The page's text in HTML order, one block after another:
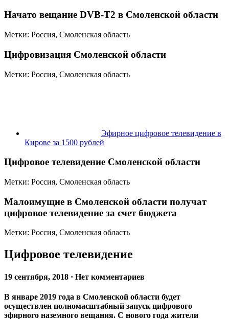
Начато вещание DVB-T2 в Смоленской области
Метки: Россия, Смоленская область
Цифровизация Смоленской области
Метки: Россия, Смоленская область
Эфирное цифровое телевидение в
Кирове за 1500 рублей
Цифровое телевидение Смоленской области
Метки: Россия, Смоленская область
Малоимущие в Смоленской области получат
цифровое телевидение за счет бюджета
Метки: Россия, Смоленская область
Цифровое телевидение
19 сентября, 2018 · Нет комментариев
В январе 2019 года в Смоленской области будет
осуществлен полномасштабный запуск цифрового
эфирного наземного вещания. С нового года жители